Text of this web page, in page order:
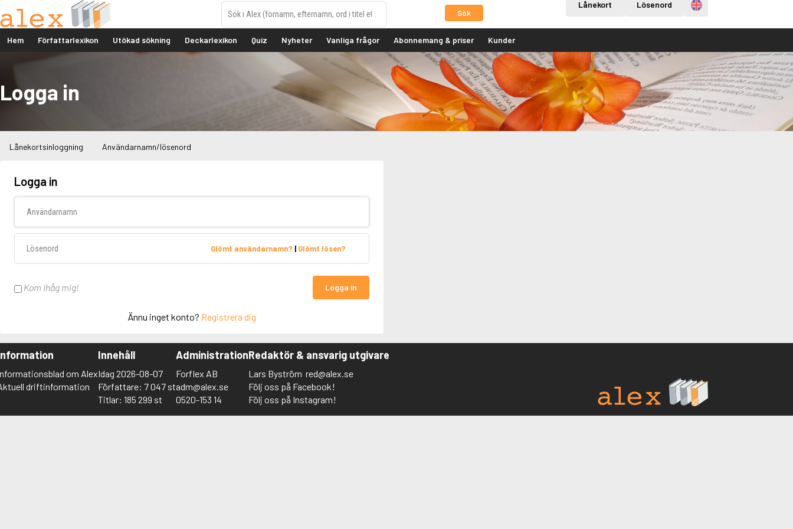
Sök
Lånekort Lösenord Engelska
Hem Författarlexikon Utökad sökning Deckarlexikon Quiz Nyheter Vanliga frågor Abonnemang & priser Kunder
Logga in
Lånekortsinloggning Användarnamn/lösenord
Logga in
Glömt användarnamn? | Glömt lösen?
Kom ihåg mig! Logga in
Ännu inget konto? Registrera dig
om Alex
driftinformation
Innehåll
Idag 2026-08-07
Författare: 7 047 st
Titlar: 185 299 st
Administration
Forflex AB
adm@alex.se
0520-153 14
Redaktör & ansvarig utgivare
Lars Byström red@alex.se
Följ oss på Facebook!
Följ oss på Instagram!